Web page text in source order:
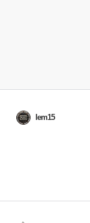
lem15